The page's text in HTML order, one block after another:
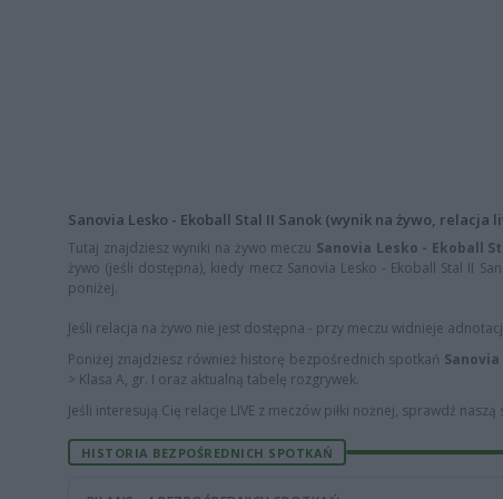
Sanovia Lesko - Ekoball Stal II Sanok (wynik na żywo, relacja
Tutaj znajdziesz wyniki na żywo meczu Sanovia Lesko - Ekoball
żywo (jeśli dostępna), kiedy mecz Sanovia Lesko - Ekoball Stal II
poniżej.
Jeśli relacja na żywo nie jest dostępna - przy meczu widnieje
Poniżej znajdziesz również historę bezpośrednich spotkań
> Klasa A, gr. I oraz aktualną tabelę rozgrywek.
Jeśli interesują Cię relacje LIVE z meczów piłki nożnej, sprawdź naszą
HISTORIA BEZPOŚREDNICH SPOTKAŃ